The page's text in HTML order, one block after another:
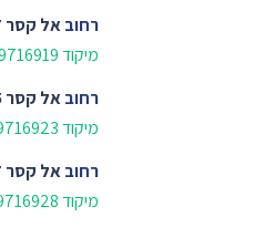
רחובאל קסר 7
מיקוד 9716919
רחובאל קסר 15
מיקוד 9716923
רחובאל קסר 27
מיקוד 9716928